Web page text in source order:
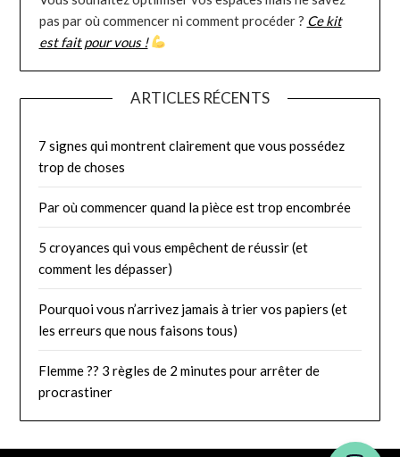
pas par où commencer ni comment procéder ? Ce kit
est fait pour vous !
ARTICLES RÉCENTS
7 signes qui montrent clairement que vous possédez
trop de choses
Par où commencer quand la pièce est trop encombrée
5 croyances qui vous empêchent de réussir (et
comment les dépasser)
Pourquoi vous n’arrivez jamais à trier vos papiers (et
les erreurs que nous faisons tous)
Flemme ?? 3 règles de 2 minutes pour arrêter de
procrastiner